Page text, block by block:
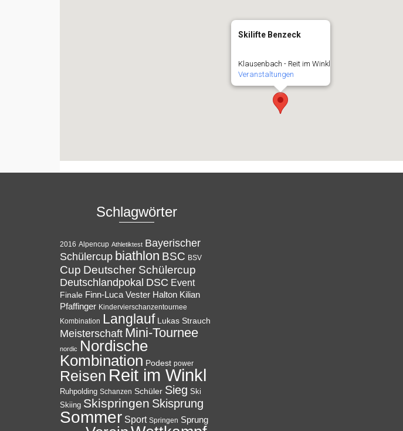
Skilifte Benzeck
Klausenbach - Reit im Winkl
Veranstaltungen
Schlagwörter
2016 Alpencup Athletiktest Bayerischer
Schülercup biathlon BSC BSV
Cup Deutscher Schülercup
Deutschlandpokal DSC Event
Finale Finn-Luca Vester Halton Kilian
Pfaffinger Kindervierschanzentournee
Kombination Langlauf Lukas Strauch
Meisterschaft Mini-Tournee
nordic Nordische
Kombination Podest power
Reisen Reit im Winkl
Ruhpolding Schanzen Schüler Sieg Ski
Skiing Skispringen Skisprung
Sommer Sport Springen Sprung